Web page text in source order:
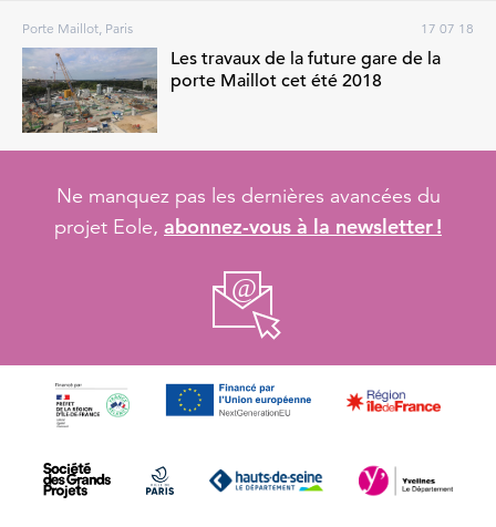
Porte Maillot, Paris 17 07 18
Les travaux de la future gare de la
porte Maillot cet été 2018
Ne manquez pas les dernières avancées du
projet Eole, abonnez-vous à la newsletter !